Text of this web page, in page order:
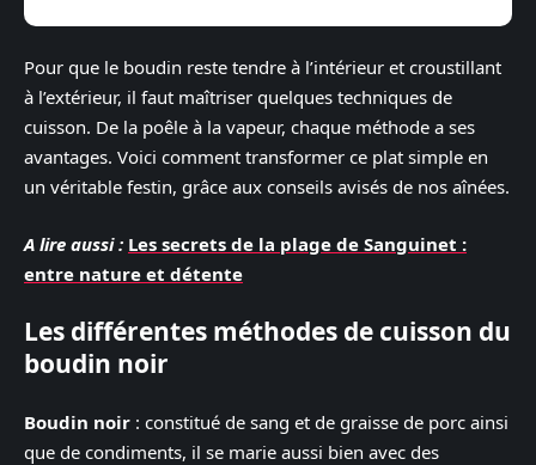
Pour que le boudin reste tendre à l’intérieur et croustillant
à l’extérieur, il faut maîtriser quelques techniques de
cuisson. De la poêle à la vapeur, chaque méthode a ses
avantages. Voici comment transformer ce plat simple en
un véritable festin, grâce aux conseils avisés de nos aînées.
A lire aussi : Les secrets de la plage de Sanguinet :
entre nature et détente
Les différentes méthodes de cuisson du
boudin noir
Boudin noir : constitué de sang et de graisse de porc ainsi
que de condiments, il se marie aussi bien avec des